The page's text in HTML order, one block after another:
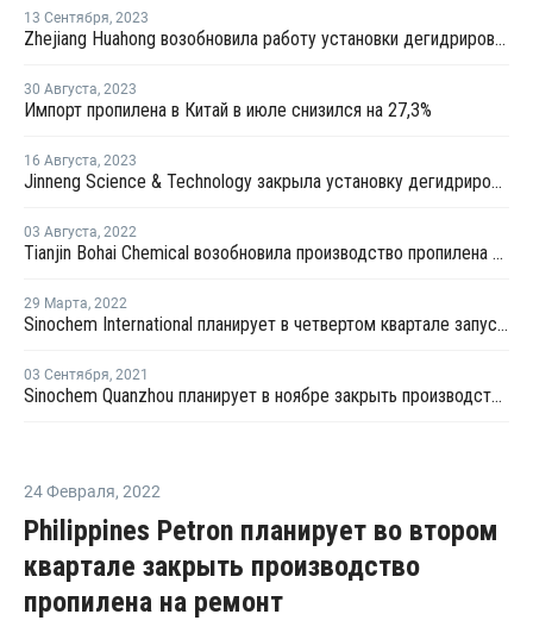
13 Сентября, 2023
Zhejiang Huahong возобновила работу установки дегидрирования пропана в Китае
30 Августа, 2023
Импорт пропилена в Китай в июле снизился на 27,3%
16 Августа, 2023
Jinneng Science & Technology закрыла установку дегидрирования пропана в Китае на ремонт
03 Августа, 2022
Tianjin Bohai Chemical возобновила производство пропилена на установке дегидрирования пропана в Таньзине
29 Марта, 2022
Sinochem International планирует в четвертом квартале запустить установка по дегидрированию пропана в Китае
03 Сентября, 2021
Sinochem Quanzhou планирует в ноябре закрыть производство окиси пропилена в Китае
24 Февраля, 2022
Philippines Petron планирует во втором
квартале закрыть производство
пропилена на ремонт